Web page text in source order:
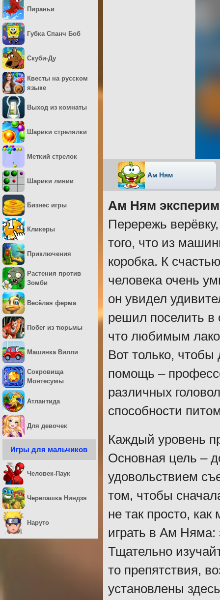
Ам Ням
Ам Ням
Перережь
того, что из
коробка. К
человека очень
он увидел
решил поселить
что любимым
Вот только,
помощь –
различных
способности
Каждый уровень
Основная цель –
удовольствием
том, чтобы
не так просто,
играть в Ам Няма:
Тщательно
то препятствия,
установлены
Пираньи
Губка Спанч Боб
Скуби-Ду
Квесты на русском
языке
Выход из комнаты
Шарики стрелялки
Меткий стрелок
Шарики линии
Бизнес игры
Кликеры
Приключения
Растения против
Зомби
Весёлая ферма
Побег из тюрьмы
Машинка Вилли
Сокровища
Монтесумы
Атлантида
Для девочек
Игры для мальчиков
Человек-Паук
Черепашка Ниндзя
Наруто